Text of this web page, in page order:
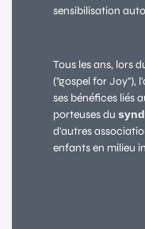
sensibilisation
Tous les ans, lors
("gospel for Joy"),
ses bénéfices liés
porteuses du
d'autres
enfants en milieu